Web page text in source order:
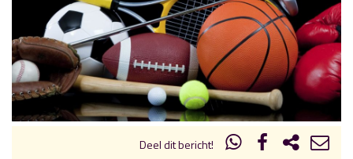
Vorig uur uur 1 van x Volgend uur
Inklappen
Deel dit bericht!